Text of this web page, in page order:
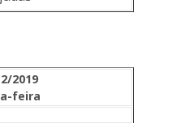
2019
feira